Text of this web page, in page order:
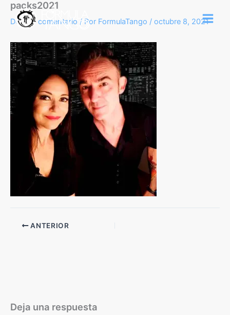
contenido
packs2021
Deja un comentario / Por FormulaTango / octubre 8, 2021
ANTERIOR
Deja una respuesta